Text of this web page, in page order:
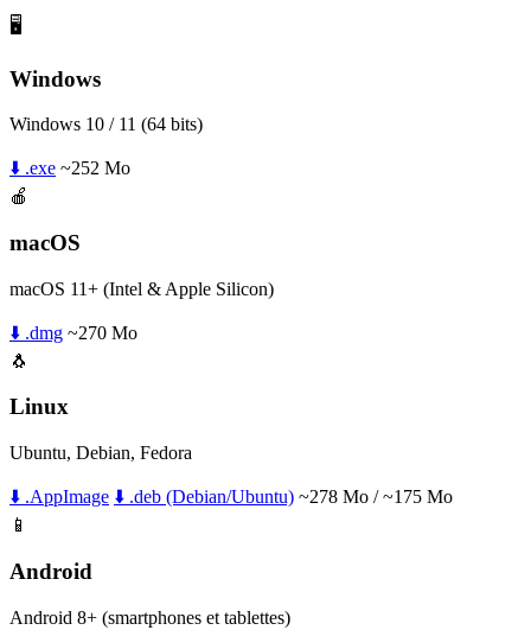
🖥️
Windows
Windows 10 / 11 (64 bits)
⬇️ .exe ~252 Mo
🍎
macOS
macOS 11+ (Intel & Apple Silicon)
⬇️ .dmg ~270 Mo
🐧
Linux
Ubuntu, Debian, Fedora
⬇️ .AppImage ⬇️ .deb (Debian/Ubuntu) ~278 Mo / ~175 Mo
📱
Android
Android 8+ (smartphones et tablettes)